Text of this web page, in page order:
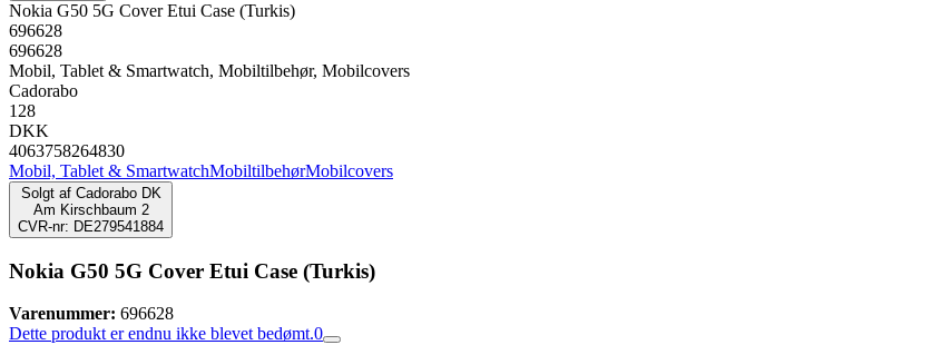
Nokia G50 5G Cover Etui Case (Turkis)
696628
696628
Mobil, Tablet & Smartwatch, Mobiltilbehør, Mobilcovers
Cadorabo
128
DKK
4063758264830
Mobil, Tablet & SmartwatchMobiltilbehørMobilcovers
Solgt af Cadorabo DK
Am Kirschbaum 2
CVR-nr: DE279541884
Nokia G50 5G Cover Etui Case (Turkis)
Varenummer: 696628
Dette produkt er endnu ikke blevet bedømt.0